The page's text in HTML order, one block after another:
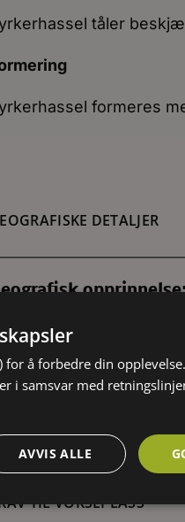
tåler
formeres
DETALJER
er
(bl. a. i
Ossetia og
Balkanhalvøya,
TIL VOKSEPLASS
å forbedre din
i samsvar med
AVVIS ALLE